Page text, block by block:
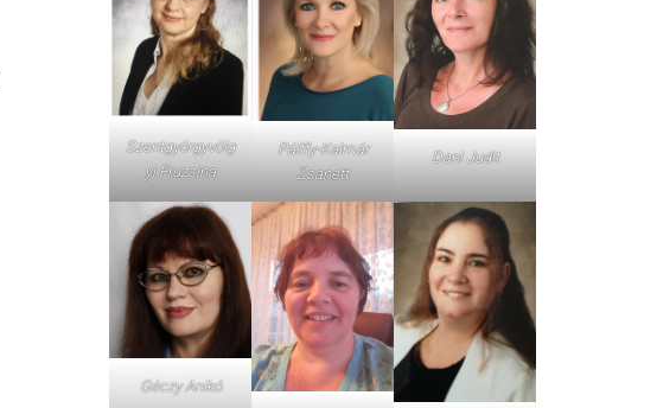
Szentgyörgyvölg
yi Fruzsina
Pálffy-Kalmár
Zsanett
Dani Judit
Géczy Anikó